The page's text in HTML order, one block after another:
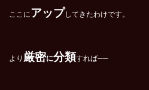
ここに アップしてきたわけです。
より 厳密に分類すれば──